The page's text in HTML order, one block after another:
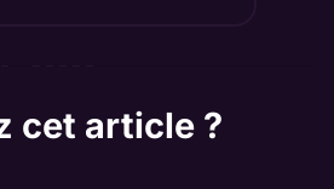
cet article ?